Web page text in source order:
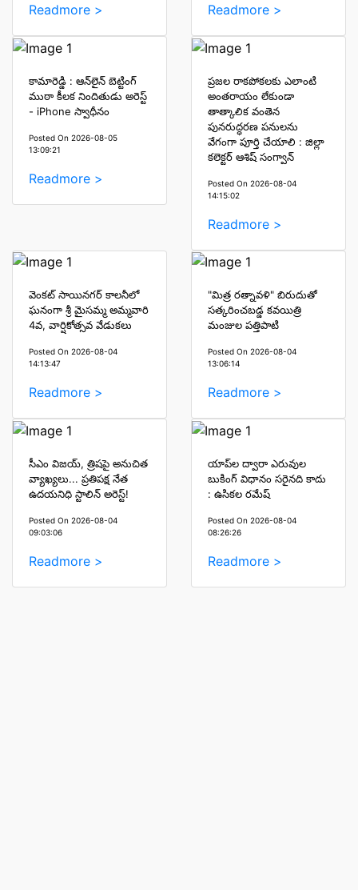
Readmore > Readmore >
కామారెడ్డి : ఆన్‌లైన్ బెట్టింగ్
ముఠా కీలక నిందితుడు అరెస్ట్
- iPhone స్వాధీనం
Posted On 2026-08-05
13:09:21
Readmore >
ప్రజల రాకపోకలకు ఎలాంటి
అంతరాయం లేకుండా
తాత్కాలిక వంతెన
పునరుద్ధరణ పనులను
వేగంగా పూర్తి చేయాలి : జిల్లా
కలెక్టర్ ఆశిష్ సంగ్వాన్
Posted On 2026-08-04
14:15:02
Readmore >
వెంకట్ సాయినగర్ కాలనీలో
ఘనంగా శ్రీ మైసమ్మ అమ్మవారి
4వ, వార్షికోత్సవ వేడుకలు
Posted On 2026-08-04
14:13:47
Readmore >
"మిత్ర రత్నావళి" బిరుదుతో
సత్కరించబడ్డ కవయిత్రి
మంజుల పత్తిపాటి
Posted On 2026-08-04
13:06:14
Readmore >
సీఎం విజయ్, త్రిషపై అనుచిత
వ్యాఖ్యలు... ప్రతిపక్ష నేత
ఉదయనిధి స్టాలిన్ అరెస్ట్!
Posted On 2026-08-04
09:03:06
Readmore >
యాప్‌ల ద్వారా ఎరువుల
బుకింగ్ విధానం సరైనది కాదు
: ఉసికల రమేష్
Posted On 2026-08-04
08:26:26
Readmore >